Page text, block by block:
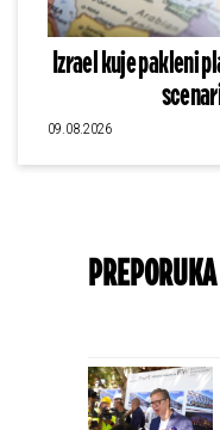
Izrael kuje pakleni
09.08.2026